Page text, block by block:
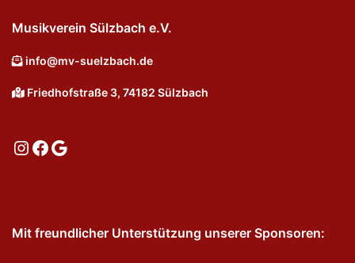
Musikverein Sülzbach e.V.
info@mv-suelzbach.de
Friedhofstraße 3, 74182 Sülzbach
Instagram
Facebook
Google
Mit freundlicher Unterstützung unserer Sponsoren: